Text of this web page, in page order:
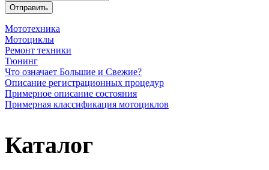
Мототехника
Мотоциклы
Ремонт техники
Тюнинг
Что означает Большие и Свежие?
Описание регистрационных процедур
Примерное описание состояния
Примерная классификация мотоциклов
Каталог